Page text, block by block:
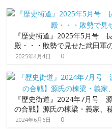
『歴史街道』2025年5月号
殿・・・敗勢で見せた武田軍
2025年4月4日 0
『歴史街道』2024年7月号
の合戦】源氏の棟梁・義家、
2024年6月6日 0